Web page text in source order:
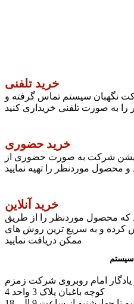
خرید تلفنی
نگهبان سیستم تماس گرفته و
به صورت تلفنی خریداری کنید
خرید حضوری
شرکت به صورت حضوری از
و محصول موردنظر را تهیه نمایید
خرید آنلاین
که محصول موردنظر را از طریق
کرده و به سریع ترین روش های
ممکن دریافت نمایید
سیستم
یادگار امام روبروی شرکت زمزم
کوچه باغبان پلاک 3 واحد 4